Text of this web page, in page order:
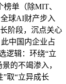
单（除MIT、
球AI财产步入
阶段，沉点关心
中国内企业占
逻辑：环绕“立
的不竭渗入，
取“立异成长